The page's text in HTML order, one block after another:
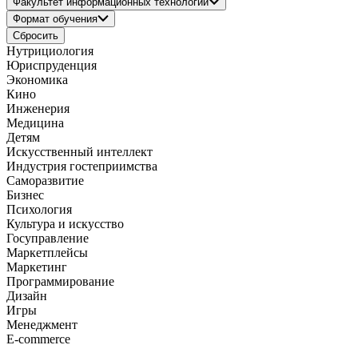
Формат обучения
Сбросить
Нутрициология
Юриспруденция
Экономика
Кино
Инженерия
Медицина
Детям
Искусственный интеллект
Индустрия гостеприимства
Саморазвитие
Бизнес
Психология
Культура и искусство
Госуправление
Маркетплейсы
Маркетинг
Программирование
Дизайн
Игры
Менеджмент
E-commerce